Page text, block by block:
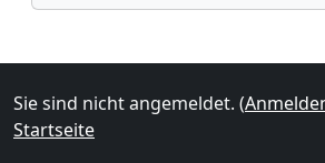
Ergänzungsblöcke
Sie sind nicht angemeldet. (
Startseite